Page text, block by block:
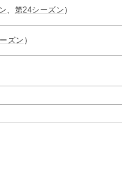
第24シーズン ）
ズン ）